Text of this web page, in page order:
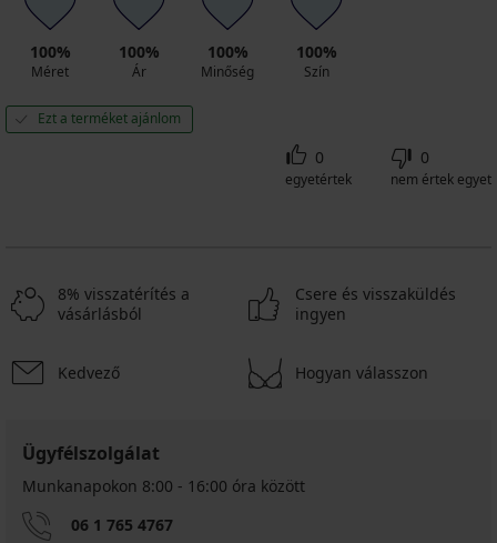
100%
Méret
100%
Ár
100%
Minőség
100%
Szín
Ezt a terméket ajánlom
0
egyetértek
0
nem értek egyet
8% visszatérítés a
vásárlásból
Csere és visszaküldés
ingyen
Kedvező Hogyan válasszon
Ügyfélszolgálat
Munkanapokon 8:00 - 16:00 óra között
06 1 765 4767